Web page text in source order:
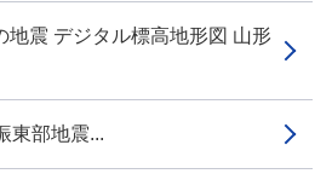
地震 デジタル標高地形図 山形
東部地震...